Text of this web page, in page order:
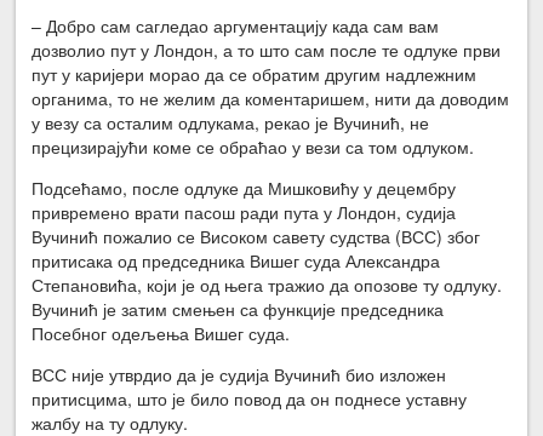
– Добро сам сагледао аргументацију када сам вам
дозволио пут у Лондон, а то што сам после те одлуке први
пут у каријери морао да се обратим другим надлежним
органима, то не желим да коментаришем, нити да доводим
у везу са осталим одлукама, рекао је Вучинић, не
прецизирајући коме се обраћао у вези са том одлуком.
Подсећамо, после одлуке да Мишковићу у децембру
привремено врати пасош ради пута у Лондон, судија
Вучинић пожалио се Високом савету судства (ВСС) због
притисака од председника Вишег суда Александра
Степановића, који је од њега тражио да опозове ту одлуку.
Вучинић је затим смењен са функције председника
Посебног одељења Вишег суда.
ВСС није утврдио да је судија Вучинић био изложен
притисцима, што је било повод да он поднесе уставну
жалбу на ту одлуку.